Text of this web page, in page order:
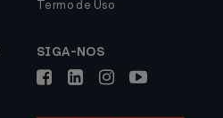
Termo de Uso
SIGA-NOS